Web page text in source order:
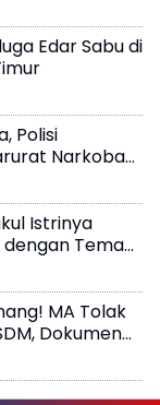
Edar Sabu di
Polisi
Narkoba
Istrinya
Teman
MA Tolak
Dokumen